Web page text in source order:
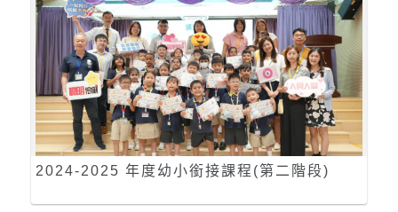
2024-2025 年度幼小銜接課程(第二階段)